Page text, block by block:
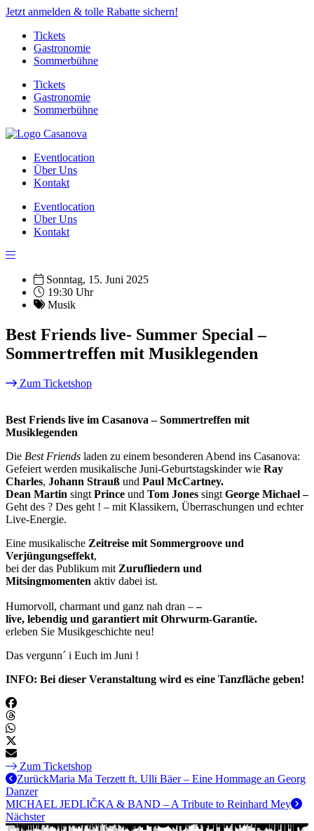
Jetzt anmelden & tolle Rabatte sichern!
Tickets
Gastronomie
Sommerbühne
Tickets
Gastronomie
Sommerbühne
Eventlocation
Über Uns
Kontakt
Eventlocation
Über Uns
Kontakt
Sonntag, 15. Juni 2025
19:30 Uhr
Musik
Best Friends live- Summer Special –
Sommertreffen mit Musiklegenden
Zum Ticketshop
Best Friends live im Casanova – Sommertreffen mit
Musiklegenden
Die Best Friends laden zu einem besonderen Abend ins Casanova:
Gefeiert werden musikalische Juni-Geburtstagskinder wie Ray
Charles, Johann Strauß und Paul McCartney.
Dean Martin singt Prince und Tom Jones singt George Michael –
Geht des ? Des geht ! – mit Klassikern, Überraschungen und echter
Live-Energie.
Eine musikalische Zeitreise mit Sommergroove und
Verjüngungseffekt,
bei der das Publikum mit Zurufliedern und
Mitsingmomenten aktiv dabei ist.
Humorvoll, charmant und ganz nah dran ––
live, lebendig und garantiert mit Ohrwurm-Garantie.
erleben Sie Musikgeschichte neu!
Das vergunn´ i Euch im Juni !
INFO: Bei dieser Veranstaltung wird es eine Tanzfläche geben!
Zum Ticketshop
ZurückMaria Ma Terzett ft. Ulli Bäer – Eine Hommage an Georg
Danzer
MICHAEL JEDLIČKA & BAND – A Tribute to Reinhard Mey
Nächster